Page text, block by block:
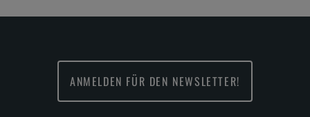
ANMELDEN FÜR DEN NEWSLETTER!